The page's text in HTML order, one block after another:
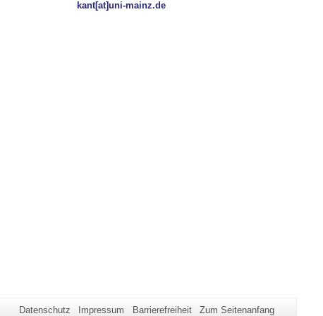
kant[at]uni-mainz.de
Datenschutz Impressum Barrierefreiheit Zum Seitenanfang